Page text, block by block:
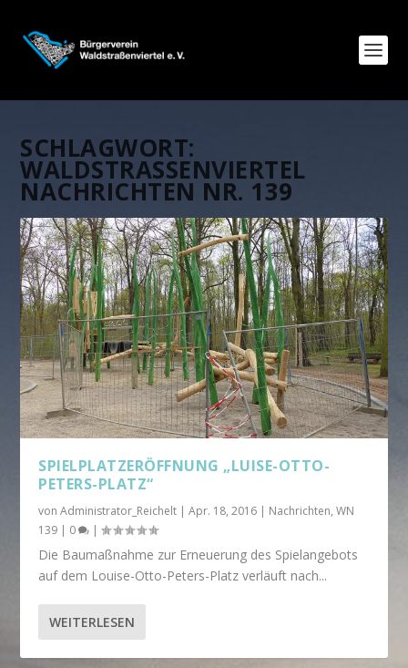
SCHLAGWORT:
WALDSTRASSENVIERTEL N
ACHRICHTEN NR. 139
SPIELPLATZERÖFFNUNG „LUISE-OTTO-
PETERS-PLATZ“
vonAdministrator_Reichelt |Apr. 18, 2016 | Nachrichten,WN
139 | 0 |
Die Baumaßnahme zur Erneuerung des Spielangebots
auf dem Louise-Otto-Peters-Platz verläuft nach...
WEITERLESEN